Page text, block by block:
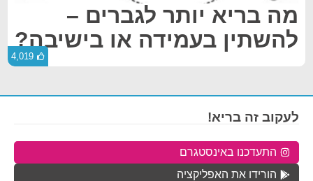
מה בריא יותר לגברים –
להשתין בעמידה או בישיבה?
4,019
לעקוב זה בריא!
התעדכנו באינסטגרם
הורידו את האפליקציה